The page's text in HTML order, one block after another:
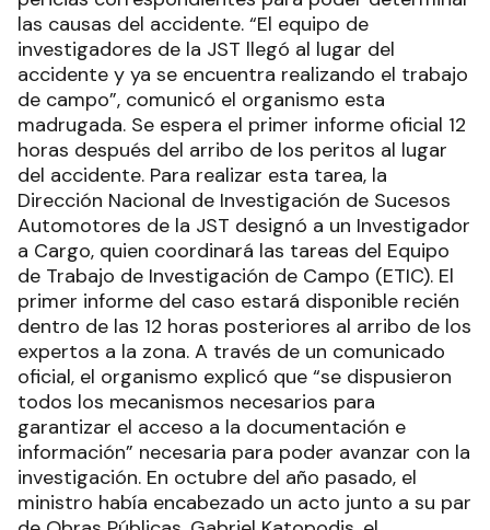
las causas del accidente. “El equipo de
investigadores de la JST llegó al lugar del
accidente y ya se encuentra realizando el trabajo
de campo”, comunicó el organismo esta
madrugada. Se espera el primer informe oficial 12
horas después del arribo de los peritos al lugar
del accidente. Para realizar esta tarea, la
Dirección Nacional de Investigación de Sucesos
Automotores de la JST designó a un Investigador
a Cargo, quien coordinará las tareas del Equipo
de Trabajo de Investigación de Campo (ETIC). El
primer informe del caso estará disponible recién
dentro de las 12 horas posteriores al arribo de los
expertos a la zona. A través de un comunicado
oficial, el organismo explicó que “se dispusieron
todos los mecanismos necesarios para
garantizar el acceso a la documentación e
información” necesaria para poder avanzar con la
investigación. En octubre del año pasado, el
ministro había encabezado un acto junto a su par